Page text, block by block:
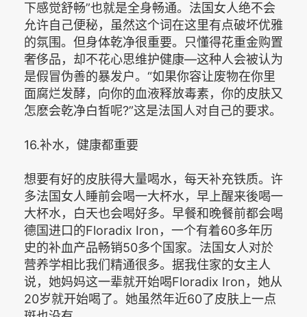
下感觉舒畅”也就是全身畅通。法国女人绝不会
允许自己便秘，虽然这个词在这里有点破坏优雅
的氛围。但身体乾净很重要。只懂得花重金购置
奢侈品，却不花心思维护健康—这种人会被认为
是假冒伪善的暴发户。“如果你容让废物在你里
面腐烂发酵，向你的血液释放毒素，你的皮肤又
怎麽会乾净白皙呢?”这是法国人对自己的要求。
16.补水，健康都重要
想要有好的皮肤得大量喝水，每天补充铁质。许
多法国女人睡前会喝一大杯水，早上醒来後喝一
大杯水，白天也会喝好多。早餐和晚餐前都会喝
德国进口的Floradix Iron，一个有着60多年历
史的补血产品畅销50多个国家。法国女人对於
营养学相比我们精通很多。据我住家的女主人
说，她妈妈这一辈就开始喝Floradix Iron，她从
20岁就开始喝了。她虽然年近60了皮肤上一点